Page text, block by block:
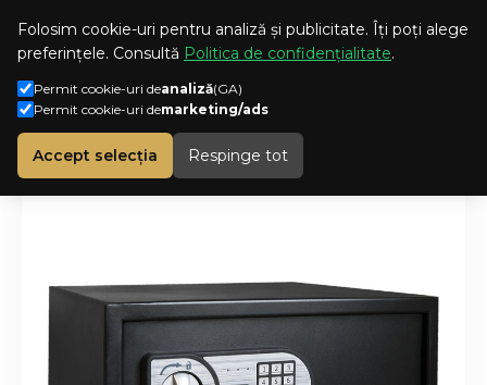
Folosim cookie-uri pentru analiză și publicitate. Îți poți alege
preferințele. Consultă Politica de confidențialitate.
Permit cookie-uri deanaliză(GA)
Permit cookie-uri demarketing/ads
Accept selecția Respinge tot
o
m